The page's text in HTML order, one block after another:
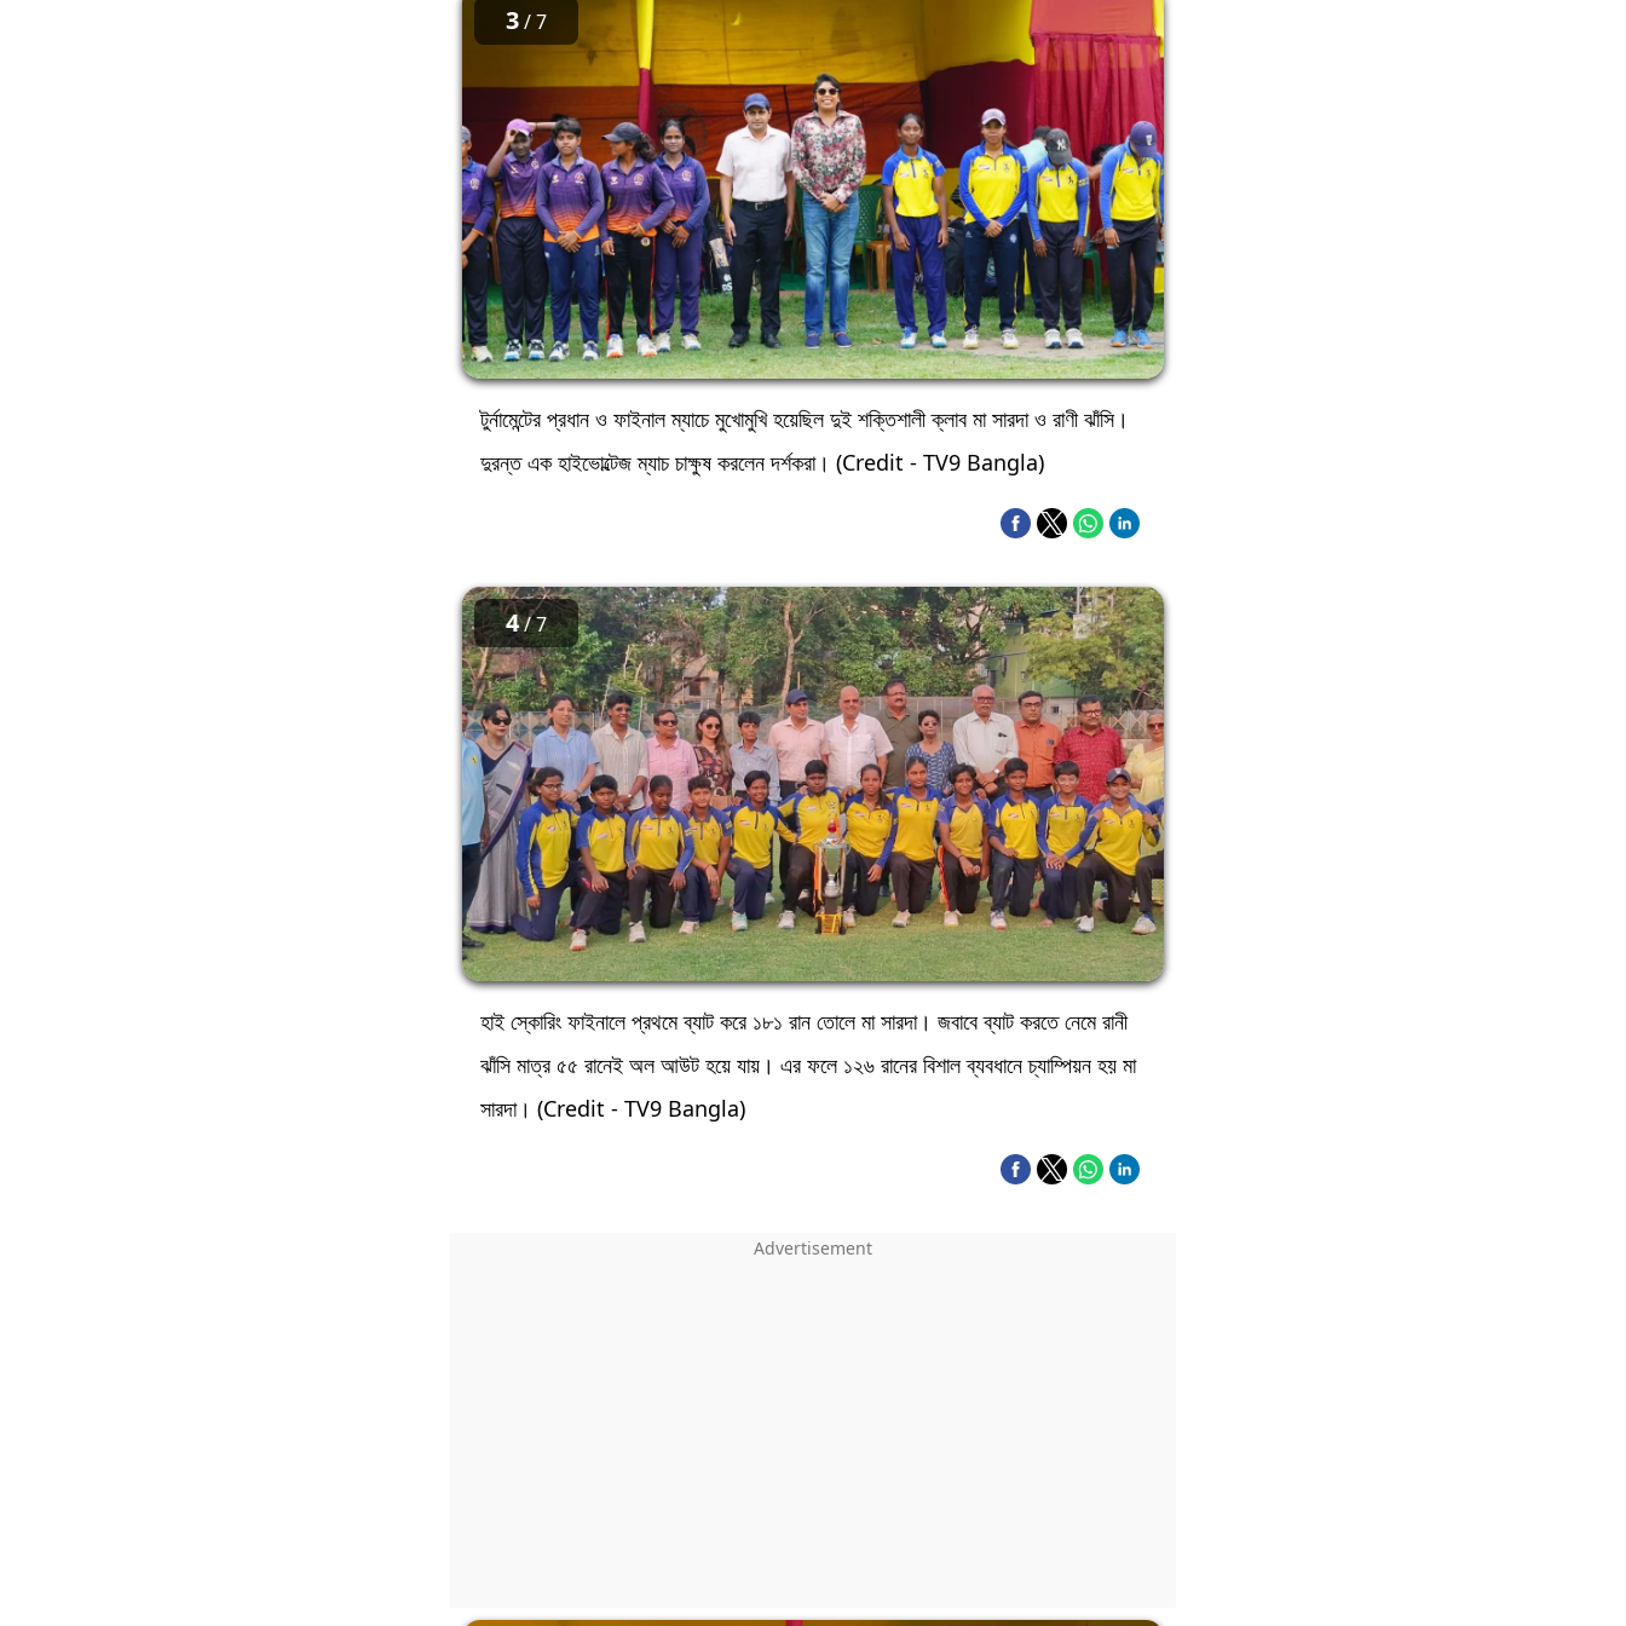
3/ 7
টুর্নামেন্টের প্রধান ও ফাইনাল ম্যাচে মুখোমুখি হয়েছিল দুই শক্তিশালী ক্লাব মা সারদা ও রাণী ঝাঁসি।
দুরন্ত এক হাইভোল্টেজ ম্যাচ চাক্ষুষ করলেন দর্শকরা। (Credit - TV9 Bangla)
4/ 7
হাই স্কোরিং ফাইনালে প্রথমে ব্যাট করে ১৮১ রান তোলে মা সারদা। জবাবে ব্যাট করতে নেমে রানী
ঝাঁসি মাত্র ৫৫ রানেই অল আউট হয়ে যায়। এর ফলে ১২৬ রানের বিশাল ব্যবধানে চ্যাম্পিয়ন হয় মা
সারদা। (Credit - TV9 Bangla)